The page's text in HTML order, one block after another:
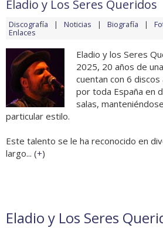
Eladio y Los Seres Queridos
Discografía Noticias Biografía
Enlaces
Eladio y los Seres
2025, 20 años de
cuentan con 6
por toda España en
salas,
particular estilo.
Este talento se le ha reconocido en
largo... (+)
Eladio y Los Seres